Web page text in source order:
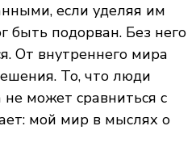
если уделяя им
быть подорван. Без него
От внутреннего мира
То, что люди
может сравниться с
мой мир в мыслях о